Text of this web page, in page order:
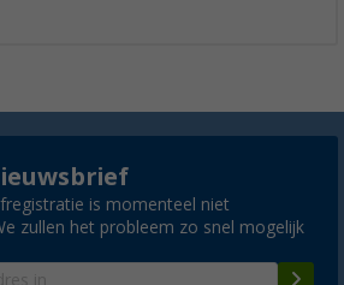
is momenteel niet
zullen het probleem zo snel mogelijk